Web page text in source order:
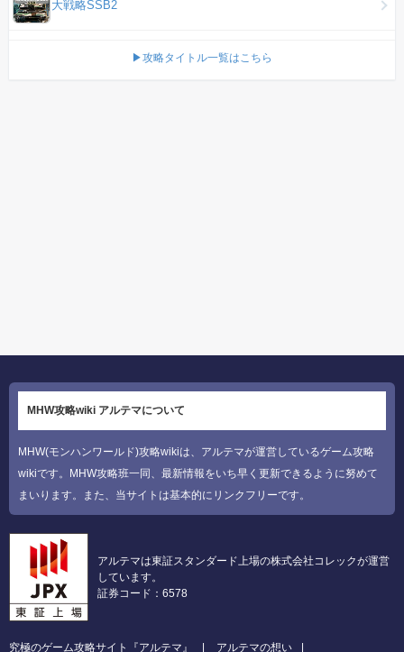
大戦略SSB2
▶攻略タイトル一覧はこちら
MHW攻略wiki アルテマについて
MHW(モンハンワールド)攻略wikiは、アルテマが運営しているゲーム攻略
wikiです。MHW攻略班一同、最新情報をいち早く更新できるように努めて
まいります。また、当サイトは基本的にリンクフリーです。
アルテマは東証スタンダード上場の株式会社コレックが運営
しています。
証券コード：6578
究極のゲーム攻略サイト『アルテマ』 アルテマの想い